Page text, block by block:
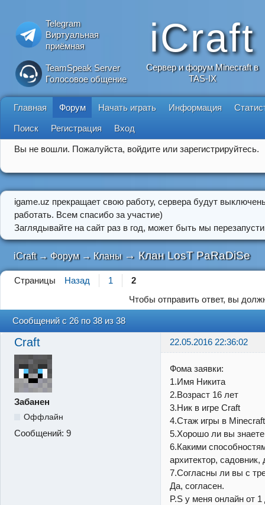
Telegram
Виртуальная
приёмная
TeamSpeak Server
Голосовое общение
iCraft
Сервер и форум Minecraft в
TAS-IX
Главная Форум Начать играть Информация
Поиск Регистрация Вход
Вы не вошли. Пожалуйста, войдите или зарегистрируйтесь.
igame.uz прекращает свою работу, сервера будут
работать. Всем спасибо за участие)
Заглядывайте на сайт раз в год, может быть мы
iCraft → Форум → Кланы → Клан LosT PaRaDiSe
Страницы Назад 1
2
Чтобы отправить ответ, вы
Сообщений с 26 по 38 из 38
Craft 22.05.2016 22:36:02
Забанен
Оффлайн
Сообщений: 9
Фома заявки:
1.Имя Никита
2.Возраст 16 лет
3.Ник в игре Craft
4.Стаж игры в
5.Хорошо ли вы
6.Какими
архитектор,
7.Согласны ли вы с
Да, согласен.
P.S у меня онлайн от